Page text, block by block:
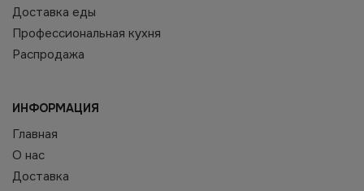
Доставка еды
Профессиональная кухня
Распродажа
ИНФОРМАЦИЯ
Главная
О нас
Доставка